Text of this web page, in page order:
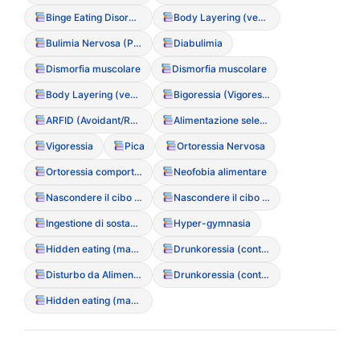
Binge Eating Disorder (Disturbo da Alimentazione Incontrollata) Body Layering (vestirsi a strati per nascondere le forme)
Bulimia Nervosa (Purgativa/Non Purgativa) Diabulimia
Dismorfia muscolare Dismorfia muscolare
Body Layering (vestirsi a strati per nascondere le forme) Bigoressia (Vigoressia)
ARFID (Avoidant/Restrictive Food Intake Disorder) Alimentazione selettiva
Vigoressia Pica Ortoressia Nervosa
Ortoressia comportamentale (rituali di selezione e pulizia) Neofobia alimentare
Nascondere il cibo in luoghi insoliti Nascondere il cibo nei tovaglioli o nelle tasche
Ingestione di sostanze non alimentari (Pica) Hyper-gymnasia
Hidden eating (mangiare di nascosto) Drunkoressia (contesto sociale)
Disturbo da Alimentazione Incontrollata (BED) Drunkoressia (contesto sociale)
Hidden eating (mangiare di nascosto)